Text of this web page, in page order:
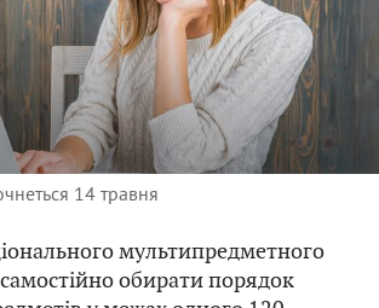
14 травня
мультипредметного
обирати порядок